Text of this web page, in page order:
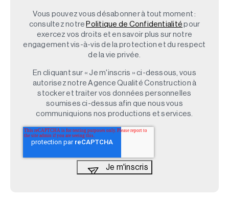
Vous pouvez vous désabonner à tout moment :
consultez notre Politique de Confidentialité pour
exercez vos droits et en savoir plus sur notre
engagement vis-à-vis de la protection et du respect
de la vie privée.
En cliquant sur « Je m'inscris » ci-dessous, vous
autorisez notre Agence Qualité Construction à
stocker et traiter vos données personnelles
soumises ci-dessus afin que nous vous
communiquions nos productions et services.